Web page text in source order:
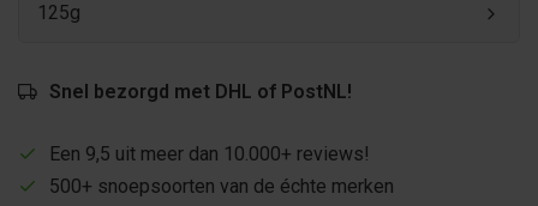
125g
Snel bezorgd met DHL of PostNL!
Een 9,5 uit meer dan 10.000+ reviews!
500+ snoepsoorten van de échte merken